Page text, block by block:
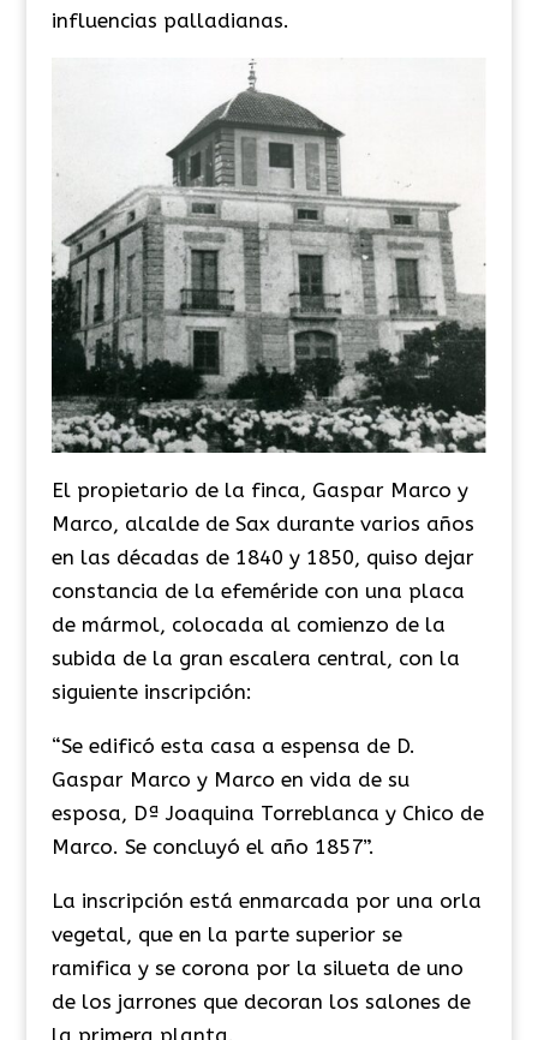
influencias palladianas.
El propietario de la finca, Gaspar Marco y
Marco, alcalde de Sax durante varios años
en las décadas de 1840 y 1850, quiso dejar
constancia de la efeméride con una placa
de mármol, colocada al comienzo de la
subida de la gran escalera central, con la
siguiente inscripción:
“Se edificó esta casa a espensa de D.
Gaspar Marco y Marco en vida de su
esposa, Dª Joaquina Torreblanca y Chico de
Marco. Se concluyó el año 1857”.
La inscripción está enmarcada por una orla
vegetal, que en la parte superior se
ramifica y se corona por la silueta de uno
de los jarrones que decoran los salones de